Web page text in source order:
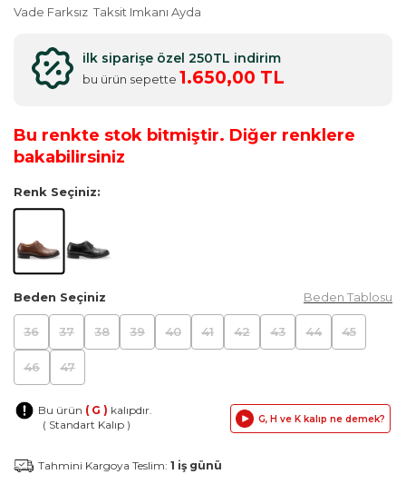
Vade Farksız Taksit Imkanı Ayda
ilk siparişe özel 250TL indirim
bu ürün sepette 1.650,00 TL
Bu renkte stok bitmiştir. Diğer renklere
bakabilirsiniz
Renk Seçiniz:
Beden Seçiniz Beden Tablosu
36 37 38 39 40 41 42 43 44 45
46 47
Bu ürün ( G ) kalıpdır.
( Standart Kalıp )
G, H ve K kalıp ne demek?
Tahmini Kargoya Teslim: 1 iş günü